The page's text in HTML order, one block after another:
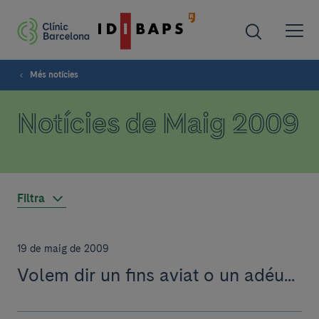
Més notícies
Notícies de Maig 2009
Filtra
19 de maig de 2009
Volem dir un fins aviat o un adéu...